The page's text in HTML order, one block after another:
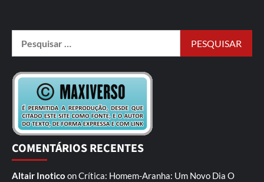
COMENTÁRIOS RECENTES
Altair Inotico onCrítica: Homem-Aranha: Um Novo Dia O